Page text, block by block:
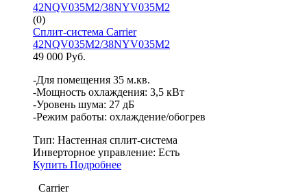
(0)
Сплит-система Carrier
42NQV035M2/38NYV035M2
49 000 Руб.
-Для помещения 35 м.кв.
-Мощность охлаждения: 3,5 кВт
-Уровень шума: 27 дБ
-Режим работы: охлаждение/обогрев
Тип: Настенная сплит-система
Инверторное управление: Есть
Купить Подробнее
Carrier